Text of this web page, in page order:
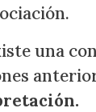
una